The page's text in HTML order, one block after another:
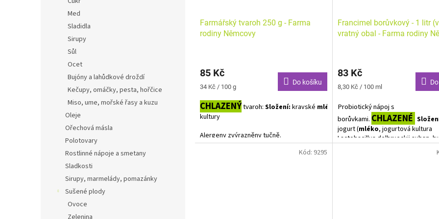
Med
Sladidla
Sirupy
Sůl
Ocet
Bujóny a lahůdkové droždí
Kečupy, omáčky, pesta, hořčice
Miso, ume, mořské řasy a kuzu
Oleje
Ořechová másla
Polotovary
Rostlinné nápoje a smetany
Sladkosti
Sirupy, marmelády, pomazánky
Sušené plody
Ovoce
Zelenina
Farmářský tvaroh 250 g - Farma
rodiny Němcovy
85 Kč
Měrná
34 Kč / 100 g
Do košíku
CHLAZENÝtvaroh: Složení: kravské mléko,mlékárenské
kultury
Alergeny zvýrazněny tučně.
Francimel borůvkový - 1 litr
vratný obal - Farma rodiny
83 Kč
Měrná
8,30 Kč / 100 ml
Probiotický nápoj s
borůvkami. CHLAZENÉ
jogurt (mléko, jogurtová kultura
Lactobacillus delbrueckii subsp.
Thermophilus, ABT probiotická
Kód: 9295